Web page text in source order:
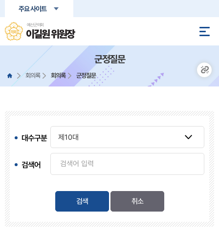
본문바로가기
주요 사이트
예산군의회
이길원 위원장
군정질문
회의록 회의록 군정질문
대수구분
검색어
검색